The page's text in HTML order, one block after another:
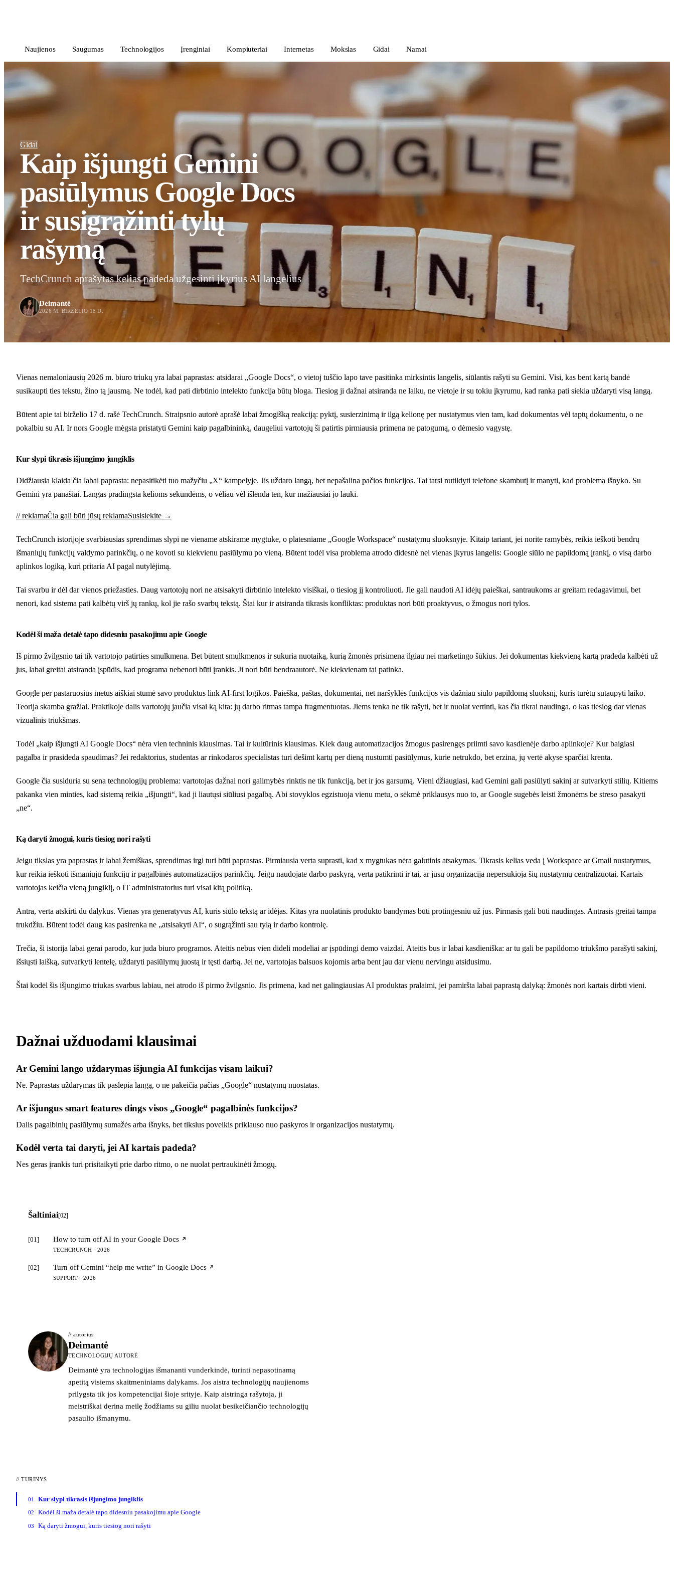
Naujienos Saugumas Technologijos Įrenginiai Kompiuteriai Internetas Mokslas Gidai Namai
Gidai
Kaip išjungti Gemini
pasiūlymus Google Docs
ir susigrąžinti tylų
rašymą
TechCrunch aprašytas kelias padeda užgesinti įkyrius AI langelius
Deimantė
2026 M. BIRŽELIO 18 D.
Vienas nemaloniausių 2026 m. biuro triukų yra labai paprastas: atsidarai „Google Docs“, o vietoj tuščio lapo tave pasitinka mirksintis langelis, siūlantis rašyti su Gemini. Visi, kas bent kartą bandė
susikaupti ties tekstu, žino tą jausmą. Ne todėl, kad pati dirbtinio intelekto funkcija būtų bloga. Tiesiog ji dažnai atsiranda ne laiku, ne vietoje ir su tokiu įkyrumu, kad ranka pati siekia uždaryti visą langą.
Būtent apie tai birželio 17 d. rašė TechCrunch. Straipsnio autorė aprašė labai žmogišką reakciją: pyktį, susierzinimą ir ilgą kelionę per nustatymus vien tam, kad dokumentas vėl taptų dokumentu, o ne
pokalbiu su AI. Ir nors Google mėgsta pristatyti Gemini kaip pagalbininką, daugeliui vartotojų ši patirtis pirmiausia primena ne patogumą, o dėmesio vagystę.
Kur slypi tikrasis išjungimo jungiklis
Didžiausia klaida čia labai paprasta: nepasitikėti tuo mažyčiu „X“ kampelyje. Jis uždaro langą, bet nepašalina pačios funkcijos. Tai tarsi nutildyti telefone skambutį ir manyti, kad problema išnyko. Su
Gemini yra panašiai. Langas pradingsta kelioms sekundėms, o vėliau vėl išlenda ten, kur mažiausiai jo lauki.
// reklamaČia gali būti jūsų reklamaSusisiekite →
TechCrunch istorijoje svarbiausias sprendimas slypi ne viename atskirame mygtuke, o platesniame „Google Workspace“ nustatymų sluoksnyje. Kitaip tariant, jei norite ramybės, reikia ieškoti bendrų
išmaniųjų funkcijų valdymo parinkčių, o ne kovoti su kiekvienu pasiūlymu po vieną. Būtent todėl visa problema atrodo didesnė nei vienas įkyrus langelis: Google siūlo ne papildomą įrankį, o visą darbo
aplinkos logiką, kuri pritaria AI pagal nutylėjimą.
Tai svarbu ir dėl dar vienos priežasties. Daug vartotojų nori ne atsisakyti dirbtinio intelekto visiškai, o tiesiog jį kontroliuoti. Jie gali naudoti AI idėjų paieškai, santraukoms ar greitam redagavimui, bet
nenori, kad sistema pati kalbėtų virš jų rankų, kol jie rašo svarbų tekstą. Štai kur ir atsiranda tikrasis konfliktas: produktas nori būti proaktyvus, o žmogus nori tylos.
Kodėl ši maža detalė tapo didesniu pasakojimu apie Google
Iš pirmo žvilgsnio tai tik vartotojo patirties smulkmena. Bet būtent smulkmenos ir sukuria nuotaiką, kurią žmonės prisimena ilgiau nei marketingo šūkius. Jei dokumentas kiekvieną kartą pradeda kalbėti už
jus, labai greitai atsiranda įspūdis, kad programa nebenori būti įrankis. Ji nori būti bendraautorė. Ne kiekvienam tai patinka.
Google per pastaruosius metus aiškiai stūmė savo produktus link AI-first logikos. Paieška, paštas, dokumentai, net naršyklės funkcijos vis dažniau siūlo papildomą sluoksnį, kuris turėtų sutaupyti laiko.
Teorija skamba gražiai. Praktikoje dalis vartotojų jaučia visai ką kita: jų darbo ritmas tampa fragmentuotas. Jiems tenka ne tik rašyti, bet ir nuolat vertinti, kas čia tikrai naudinga, o kas tiesiog dar vienas
vizualinis triukšmas.
Todėl „kaip išjungti AI Google Docs“ nėra vien techninis klausimas. Tai ir kultūrinis klausimas. Kiek daug automatizacijos žmogus pasirengęs priimti savo kasdienėje darbo aplinkoje? Kur baigiasi
pagalba ir prasideda spaudimas? Jei redaktorius, studentas ar rinkodaros specialistas turi dešimt kartų per dieną nustumti pasiūlymus, kurie netrukdo, bet erzina, jų vertė akyse sparčiai krenta.
Google čia susiduria su sena technologijų problema: vartotojas dažnai nori galimybės rinktis ne tik funkciją, bet ir jos garsumą. Vieni džiaugiasi, kad Gemini gali pasiūlyti sakinį ar sutvarkyti stilių. Kitiems
pakanka vien minties, kad sistemą reikia „išjungti“, kad ji liautųsi siūliusi pagalbą. Abi stovyklos egzistuoja vienu metu, o sėkmė priklausys nuo to, ar Google sugebės leisti žmonėms be streso pasakyti
„ne“.
Ką daryti žmogui, kuris tiesiog nori rašyti
Jeigu tikslas yra paprastas ir labai žemiškas, sprendimas irgi turi būti paprastas. Pirmiausia verta suprasti, kad x mygtukas nėra galutinis atsakymas. Tikrasis kelias veda į Workspace ar Gmail nustatymus,
kur reikia ieškoti išmaniųjų funkcijų ir pagalbinės automatizacijos parinkčių. Jeigu naudojate darbo paskyrą, verta patikrinti ir tai, ar jūsų organizacija nepersukioja šių nustatymų centralizuotai. Kartais
vartotojas keičia vieną jungiklį, o IT administratorius turi visai kitą politiką.
Antra, verta atskirti du dalykus. Vienas yra generatyvus AI, kuris siūlo tekstą ar idėjas. Kitas yra nuolatinis produkto bandymas būti protingesniu už jus. Pirmasis gali būti naudingas. Antrasis greitai tampa
trukdžiu. Būtent todėl daug kas pasirenka ne „atsisakyti AI“, o sugrąžinti sau tylą ir darbo kontrolę.
Trečia, ši istorija labai gerai parodo, kur juda biuro programos. Ateitis nebus vien dideli modeliai ar įspūdingi demo vaizdai. Ateitis bus ir labai kasdieniška: ar tu gali be papildomo triukšmo parašyti sakinį,
išsiųsti laišką, sutvarkyti lentelę, uždaryti pasiūlymų juostą ir tęsti darbą. Jei ne, vartotojas balsuos kojomis arba bent jau dar vienu nervingu atsidusimu.
Štai kodėl šis išjungimo triukas svarbus labiau, nei atrodo iš pirmo žvilgsnio. Jis primena, kad net galingiausias AI produktas pralaimi, jei pamiršta labai paprastą dalyką: žmonės nori kartais dirbti vieni.
Dažnai užduodami klausimai
Ar Gemini lango uždarymas išjungia AI funkcijas visam laikui?
Ne. Paprastas uždarymas tik paslepia langą, o ne pakeičia pačias „Google“ nustatymų nuostatas.
Ar išjungus smart features dings visos „Google“ pagalbinės funkcijos?
Dalis pagalbinių pasiūlymų sumažės arba išnyks, bet tikslus poveikis priklauso nuo paskyros ir organizacijos nustatymų.
Kodėl verta tai daryti, jei AI kartais padeda?
Nes geras įrankis turi prisitaikyti prie darbo ritmo, o ne nuolat pertraukinėti žmogų.
Šaltiniai[02]
[01] How to turn off AI in your Google Docs
TECHCRUNCH · 2026
[02] Turn off Gemini “help me write” in Google Docs
SUPPORT · 2026
// autorius
Deimantė
TECHNOLOGIJŲ AUTORĖ
Deimantė yra technologijas išmananti vunderkindė, turinti nepasotinamą
apetitą visiems skaitmeniniams dalykams. Jos aistra technologijų naujienoms
prilygsta tik jos kompetencijai šioje srityje. Kaip aistringa rašytoja, ji
meistriškai derina meilę žodžiams su giliu nuolat besikeičiančio technologijų
pasaulio išmanymu.
// TURINYS
01 Kur slypi tikrasis išjungimo jungiklis
02 Kodėl ši maža detalė tapo didesniu pasakojimu apie Google
03 Ką daryti žmogui, kuris tiesiog nori rašyti